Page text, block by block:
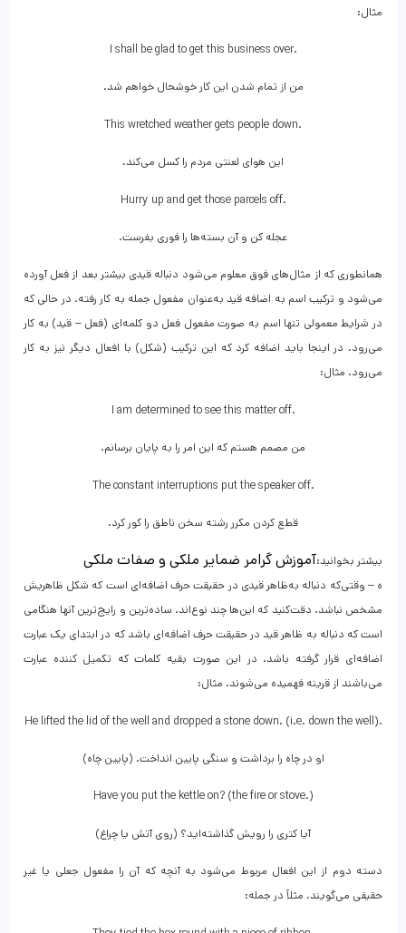
مثال:
I shall be glad to get this business over.
من از تمام شدن این کار خوشحال خواهم شد.
This wretched weather gets people down.
این هوای لعنتی مردم را کسل می‌کند.
Hurry up and get those parcels off.
عجله کن و آن بسته‌ها را فوری بفرست.
همانطوری که از مثال‌های فوق معلوم می‌شود دنباله قیدی بیشتر بعد از فعل آورده
می‌شود و ترکیب اسم به اضافه قید به‌عنوان مفعول جمله به کار رفته، در حالی که
در شرایط معمولی تنها اسم به صورت مفعول فعل دو کلمه‌ای (فعل – قید) به کار
می‌رود. در اینجا باید اضافه کرد که این ترکیب (شکل) با افعال دیگر نیز به کار
می‌رود. مثال:
I am determined to see this matter off.
من مصمم هستم که این امر را به پایان برسانم.
The constant interruptions put the speaker off.
قطع کردن مکرر رشته سخن ناطق را کور کرد.
بیشتر بخوانید:آموزش گرامر ضمایر ملکی و صفات ملکی
ه – وقتی‌که دنباله به‌ظاهر قیدی در حقیقت حرف اضافه‌ای است که شکل ظاهریش
مشخص نباشد. دقت‌کنید که این‌ها چند نوع‌اند. ساده‌ترین و رایج‌ترین آنها هنگامی
است که دنباله به ظاهر قید در حقیقت حرف اضافه‌ای باشد که در ابتدای یک عبارت
اضافه‌ای قرار گرفته باشد. در این صورت بقیه کلمات که تکمیل کننده عبارت
می‌باشند از قرینه فهمیده می‌شوند. مثال:
He lifted the lid of the well and dropped a stone down. (i.e. down the well).
او در چاه را برداشت و سنگی پایین انداخت. (پایین چاه)
Have you put the kettle on? (the fire or stove.)
آیا کتری را رویش گذاشته‌اید؟ (روی آتش یا چراغ)
دسته دوم از این افعال مربوط می‌شود به آنچه که آن را مفعول جعلی یا غیر
حقیقی می‌گویند، مثلاً در جمله: